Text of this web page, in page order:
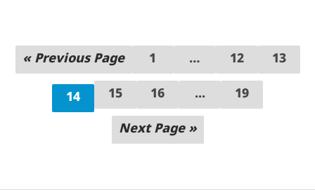
« Previous Page 1 … 12 13
14 15 16 ... 19
Next Page »